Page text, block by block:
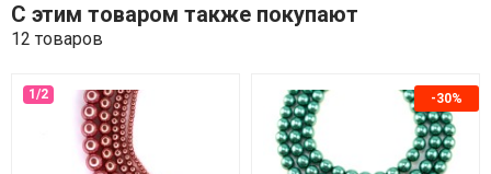
С этим товаром также покупают
12 товаров
-30%